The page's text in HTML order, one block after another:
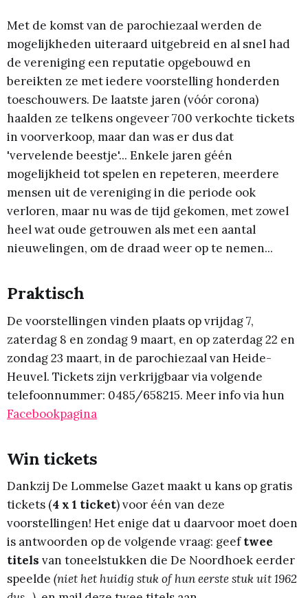
Met de komst van de parochiezaal werden de
mogelijkheden uiteraard uitgebreid en al snel had
de vereniging een reputatie opgebouwd en
bereikten ze met iedere voorstelling honderden
toeschouwers. De laatste jaren (vóór corona)
haalden ze telkens ongeveer 700 verkochte tickets
in voorverkoop, maar dan was er dus dat
'vervelende beestje'... Enkele jaren géén
mogelijkheid tot spelen en repeteren, meerdere
mensen uit de vereniging in die periode ook
verloren, maar nu was de tijd gekomen, met zowel
heel wat oude getrouwen als met een aantal
nieuwelingen, om de draad weer op te nemen...
Praktisch
De voorstellingen vinden plaats op vrijdag 7,
zaterdag 8 en zondag 9 maart, en op zaterdag 22 en
zondag 23 maart, in de parochiezaal van Heide-
Heuvel. Tickets zijn verkrijgbaar via volgende
telefoonnummer: 0485/658215. Meer info via hun
Facebookpagina
Win tickets
Dankzij De Lommelse Gazet maakt u kans op gratis
tickets (4 x 1 ticket) voor één van deze
voorstellingen! Het enige dat u daarvoor moet doen
is antwoorden op de volgende vraag: geeftwee
titels van toneelstukken die De Noordhoek eerder
speelde (niet het huidig stuk of hun eerste stuk uit 1962